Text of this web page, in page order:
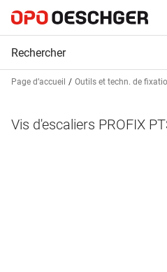
Page d’accueil Outils et techn. de
Vis d'escaliers PROFIX